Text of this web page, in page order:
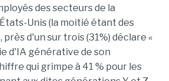
des secteurs de la
Unis (la moitié étant des
d'un sur trois (31%) déclare «
d'IA générative de son
qui grimpe à 41 % pour les